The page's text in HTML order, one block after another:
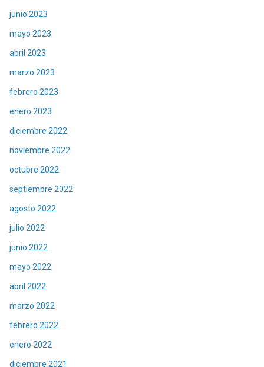
junio 2023
mayo 2023
abril 2023
marzo 2023
febrero 2023
enero 2023
diciembre 2022
noviembre 2022
octubre 2022
septiembre 2022
agosto 2022
julio 2022
junio 2022
mayo 2022
abril 2022
marzo 2022
febrero 2022
enero 2022
diciembre 2021